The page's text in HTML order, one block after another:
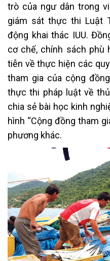
trò của ngư dân trong
giám sát thực thi Luật
động khai thác IUU.
cơ chế, chính sách phù
tiễn về thực hiện các
tham gia của cộng
thực thi pháp luật về
chia sẻ bài học kinh
hình “Cộng đồng tham
phương khác.